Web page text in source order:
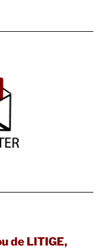
de LITIGE,